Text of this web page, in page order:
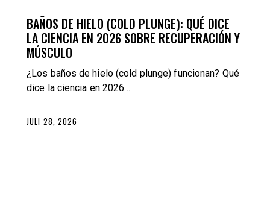
BAÑOS DE HIELO (COLD PLUNGE): QUÉ DICE
LA CIENCIA EN 2026 SOBRE RECUPERACIÓN Y
MÚSCULO
¿Los baños de hielo (cold plunge) funcionan? Qué
dice la ciencia en 2026…
JULI 28, 2026